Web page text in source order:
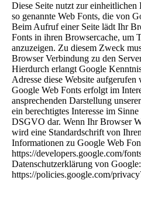
Diese Seite nutzt zur
so genannte Web Fonts, die von
Beim Aufruf einer Seite lädt Ihr
Fonts in ihren Browsercache, um
anzuzeigen. Zu diesem Zweck
Browser Verbindung zu den
Hierdurch erlangt Google
Adresse diese Website
Google Web Fonts erfolgt im
ansprechenden Darstellung
ein berechtigtes Interesse im
DSGVO dar. Wenn Ihr Browser
wird eine Standardschrift von
Informationen zu Google Web
https://developers.google.com/
Datenschutzerklärung von Google:
https://policies.google.com/